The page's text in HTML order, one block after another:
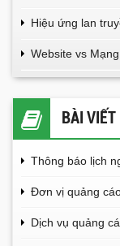
Hiệu ứng lan
Website vs
BÀI
Thông báo lịch
Đơn vị quảng
Dịch vụ quảng